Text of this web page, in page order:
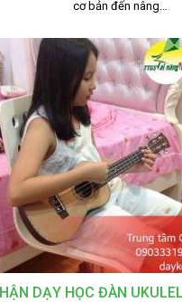
cơ bản đến nâng…
DẠY HỌC ĐÀN